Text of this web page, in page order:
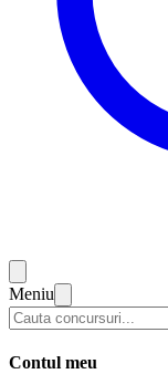
Meniu
Contul meu